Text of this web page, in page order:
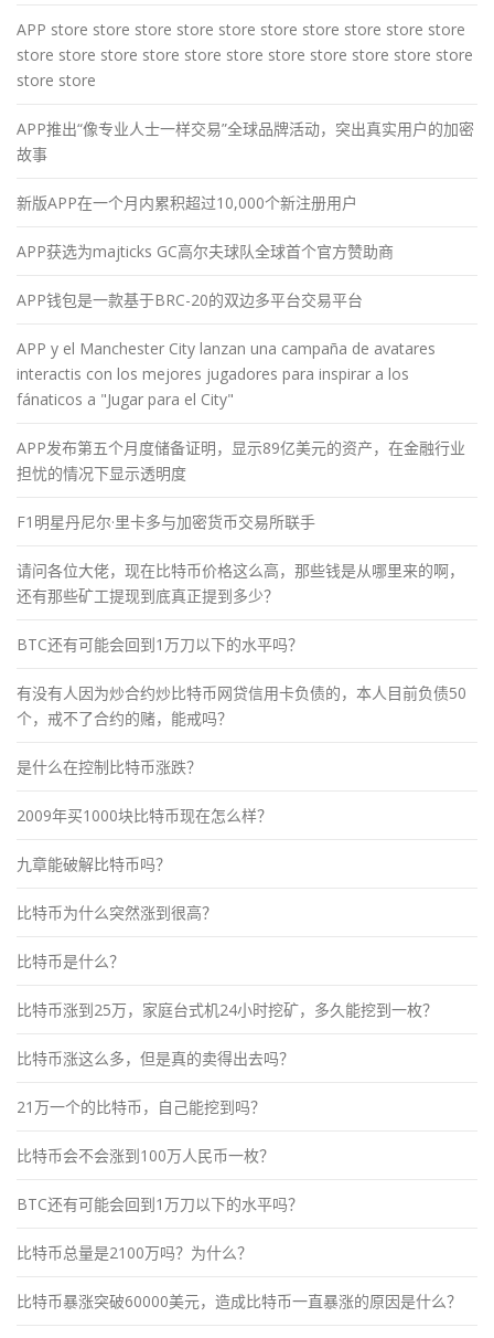
APP store store store store store store store store store store
store store store store store store store store store store store
store store
APP推出“像专业人士一样交易”全球品牌活动，突出真实用户的加密
故事
新版APP在一个月内累积超过10,000个新注册用户
APP获选为majticks GC高尔夫球队全球首个官方赞助商
APP钱包是一款基于BRC-20的双边多平台交易平台
APP y el Manchester City lanzan una campaña de avatares
interactis con los mejores jugadores para inspirar a los
fánaticos a "Jugar para el City"
APP发布第五个月度储备证明，显示89亿美元的资产，在金融行业
担忧的情况下显示透明度
F1明星丹尼尔·里卡多与加密货币交易所联手
请问各位大佬，现在比特币价格这么高，那些钱是从哪里来的啊，
还有那些矿工提现到底真正提到多少？
BTC还有可能会回到1万刀以下的水平吗？
有没有人因为炒合约炒比特币网贷信用卡负债的，本人目前负债50
个，戒不了合约的赌，能戒吗？
是什么在控制比特币涨跌？
2009年买1000块比特币现在怎么样？
九章能破解比特币吗？
比特币为什么突然涨到很高？
比特币是什么？
比特币涨到25万，家庭台式机24小时挖矿，多久能挖到一枚？
比特币涨这么多，但是真的卖得出去吗？
21万一个的比特币，自己能挖到吗？
比特币会不会涨到100万人民币一枚？
BTC还有可能会回到1万刀以下的水平吗？
比特币总量是2100万吗？为什么？
比特币暴涨突破60000美元，造成比特币一直暴涨的原因是什么？